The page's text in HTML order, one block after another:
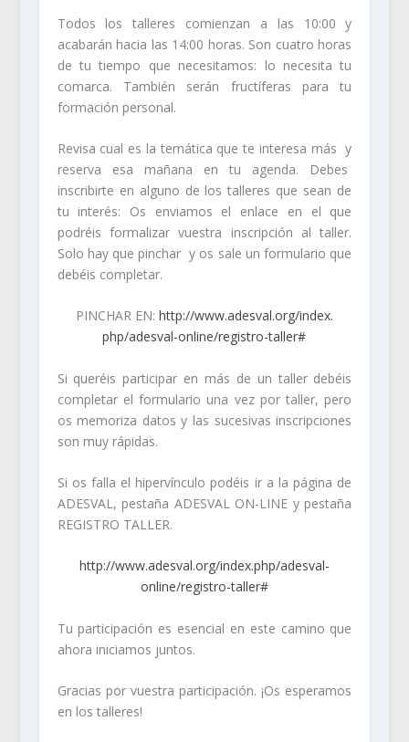
Todos los talleres comienzan a las 10:00 y
acabarán hacia las 14:00 horas. Son cuatro horas
de tu tiempo que necesitamos: lo necesita tu
comarca. También serán fructíferas para tu
formación personal.
Revisa cual es la temática que te interesa más y
reserva esa mañana en tu agenda. Debes
inscribirte en alguno de los talleres que sean de
tu interés: Os enviamos el enlace en el que
podréis formalizar vuestra inscripción al taller.
Solo hay que pinchar y os sale un formulario que
debéis completar.
PINCHAR EN: http://www.adesval.org/index.
php/adesval-online/registro-taller#
Si queréis participar en más de un taller debéis
completar el formulario una vez por taller, pero
os memoriza datos y las sucesivas inscripciones
son muy rápidas.
Si os falla el hipervínculo podéis ir a la página de
ADESVAL, pestaña ADESVAL ON-LINE y pestaña
REGISTRO TALLER.
http://www.adesval.org/index.php/adesval-
online/registro-taller#
Tu participación es esencial en este camino que
ahora iniciamos juntos.
Gracias por vuestra participación. ¡Os esperamos
en los talleres!